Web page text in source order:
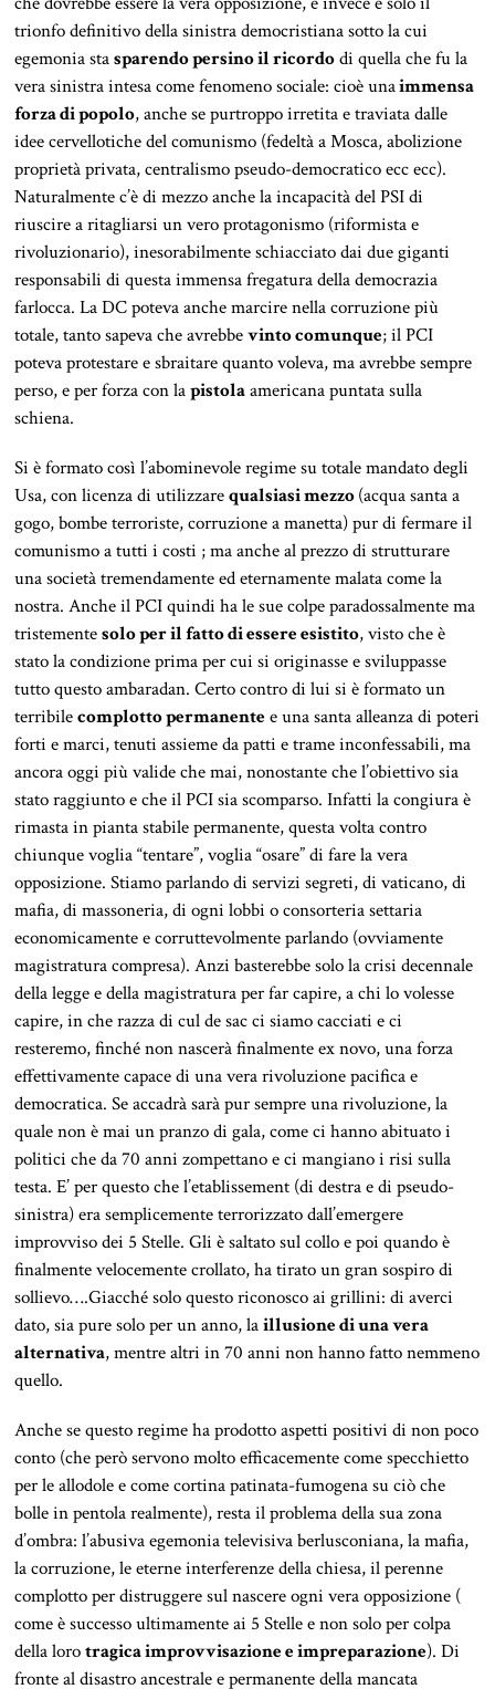
trionfo definitivo della sinistra democristiana sotto la cui
egemonia stasparendo persino il ricordodi quella che fu la
vera sinistra intesa come fenomeno sociale: cioè unaimmensa
forza di popolo, anche se purtroppo irretita e traviata dalle
idee cervellotiche del comunismo (fedeltà a Mosca, abolizione
proprietà privata, centralismo pseudo-democratico ecc ecc).
Naturalmente c’è di mezzo anche la incapacità del PSI di
riuscire a ritagliarsi un vero protagonismo (riformista e
rivoluzionario), inesorabilmente schiacciato dai due giganti
responsabili di questa immensa fregatura della democrazia
farlocca. La DC poteva anche marcire nella corruzione più
totale, tanto sapeva che avrebbevinto comunque; il PCI
poteva protestare e sbraitare quanto voleva, ma avrebbe sempre
perso, e per forza con lapistolaamericana puntata sulla
schiena.
Si è formato così l’abominevole regime su totale mandato degli
Usa, con licenza di utilizzarequalsiasi mezzo(acqua santa a
gogo, bombe terroriste, corruzione a manetta) pur di fermare il
comunismo a tutti i costi ; ma anche al prezzo di strutturare
una società tremendamente ed eternamente malata come la
nostra. Anche il PCI quindi ha le sue colpe paradossalmente ma
tristementesolo per il fatto di essere esistito, visto che è
stato la condizione prima per cui si originasse e sviluppasse
tutto questo ambaradan. Certo contro di lui si è formato un
terribilecomplotto permanentee una santa alleanza di poteri
forti e marci, tenuti assieme da patti e trame inconfessabili, ma
ancora oggi più valide che mai, nonostante che l’obiettivo sia
stato raggiunto e che il PCI sia scomparso. Infatti la congiura è
rimasta in pianta stabile permanente, questa volta contro
chiunque voglia “tentare”, voglia “osare” di fare la vera
opposizione. Stiamo parlando di servizi segreti, di vaticano, di
mafia, di massoneria, di ogni lobbi o consorteria settaria
economicamente e corruttevolmente parlando (ovviamente
magistratura compresa). Anzi basterebbe solo la crisi decennale
della legge e della magistratura per far capire, a chi lo volesse
capire, in che razza di cul de sac ci siamo cacciati e ci
resteremo, finché non nascerà finalmente ex novo, una forza
effettivamente capace di una vera rivoluzione pacifica e
democratica. Se accadrà sarà pur sempre una rivoluzione, la
quale non è mai un pranzo di gala, come ci hanno abituato i
politici che da 70 anni zompettano e ci mangiano i risi sulla
testa. E’ per questo che l’etablissement (di destra e di pseudo-
sinistra) era semplicemente terrorizzato dall’emergere
improvviso dei 5 Stelle. Gli è saltato sul collo e poi quando è
finalmente velocemente crollato, ha tirato un gran sospiro di
sollievo….Giacché solo questo riconosco ai grillini: di averci
dato, sia pure solo per un anno, laillusione di una vera
alternativa, mentre altri in 70 anni non hanno fatto nemmeno
quello.
Anche se questo regime ha prodotto aspetti positivi di non poco
conto (che però servono molto efficacemente come specchietto
per le allodole e come cortina patinata-fumogena su ciò che
bolle in pentola realmente), resta il problema della sua zona
d’ombra: l’abusiva egemonia televisiva berlusconiana, la mafia,
la corruzione, le eterne interferenze della chiesa, il perenne
complotto per distruggere sul nascere ogni vera opposizione (
come è successo ultimamente ai 5 Stelle e non solo per colpa
della lorotragica improvvisazione e impreparazione). Di
fronte al disastro ancestrale e permanente della mancata